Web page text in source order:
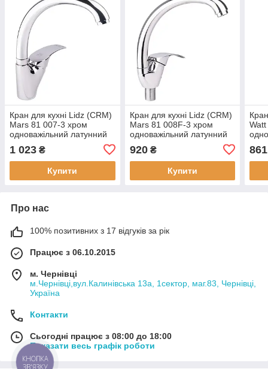
Кран для кухні Lidz (CRM)
Mars 81 007-3 хром
одноважільний латунний
1 023 ₴
Купити
Кран для кухні Lidz (CRM)
Mars 81 008F-3 хром
одноважільний латунний
920₴
Купити
861
Про нас
100% позитивних з 17 відгуків за рік
Працює з 06.10.2015
м. Чернівці
м.Чернівці,вул.Калинівська 13а, 1сектор, маг.83, Чернівці,
Україна
Контакти
Сьогодні працює з 08:00 до 18:00
Показати весь графік роботи
КНОПКА
ЗВ'ЯЗКУ